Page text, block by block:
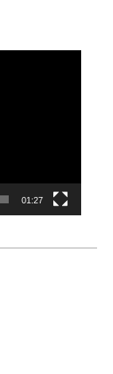
01:27